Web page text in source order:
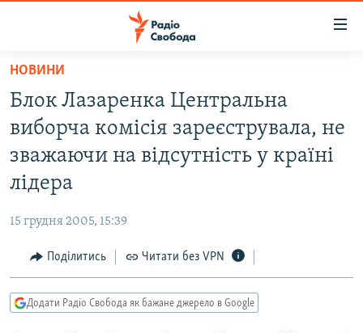
Перейти
основного
матеріалу
Перейти
до
основної
Перейти
пошуку
ВСЕ ЗА ДОБУ
СТАТТІ
СУСПІЛЬСТВО
КУЛЬТУРА
СПОРТ
ВІЙНА
ДОНБАС.РЕАЛІЇ
КРИМ.РЕАЛІЇ
ТИ ЯК?
НОВИНИ
Блок Лазаренка Центральна
виборча комісія зареєструвала, не
зважаючи на відсутність у країні
лідера
15 грудня 2005, 15:39
Поділитись Читати без VPN
Додати Радіо Свобода як бажане джерело в Google